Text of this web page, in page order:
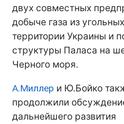
двух совместных
добыче газа из
территории Украины и
структуры Паласа на
Черного моря.
А.Миллер и Ю.Бойко
продолжили
дальнейшего развития